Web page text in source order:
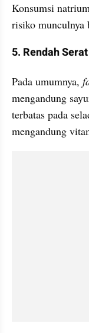
Konsumsi
risiko munculnya
5. Rendah Serat
Pada umumnya,
mengandung
terbatas pada
mengandung